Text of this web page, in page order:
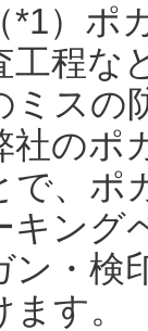
（*1）
工程な
ミスの
社のポ
で、ポ
キング
ン・検
ます。